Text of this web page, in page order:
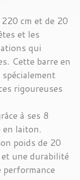
cm et de 20
et les
qui
Cette barre en
rigoureuses
à ses 8
en laiton.
poids de 20
une durabilité